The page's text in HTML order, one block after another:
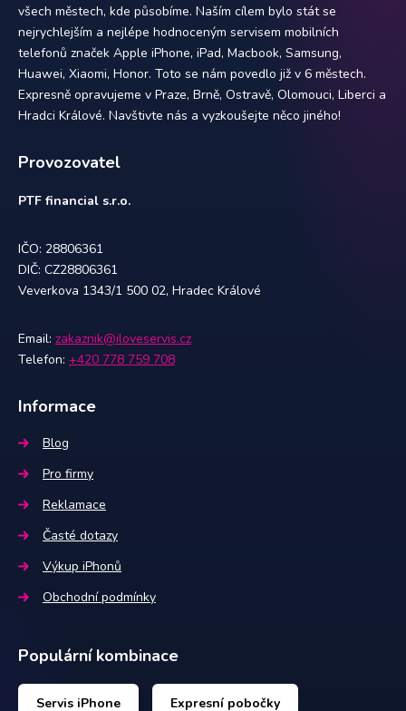
všech městech, kde působíme. Naším cílem bylo stát se
nejrychlejším a nejlépe hodnoceným servisem mobilních
telefonů značek Apple iPhone, iPad, Macbook, Samsung,
Huawei, Xiaomi, Honor. Toto se nám povedlo již v 6 městech.
Expresně opravujeme v Praze, Brně, Ostravě, Olomouci, Liberci a
Hradci Králové. Navštivte nás a vyzkoušejte něco jiného!
Provozovatel
PTF financial s.r.o.
IČO: 28806361
DIČ: CZ28806361
Veverkova 1343/1 500 02, Hradec Králové
Email: zakaznik@iloveservis.cz
Telefon: +420 778 759 708
Informace
Blog
Pro firmy
Reklamace
Časté dotazy
Výkup iPhonů
Obchodní podmínky
Populární kombinace
Servis iPhone Expresní pobočky